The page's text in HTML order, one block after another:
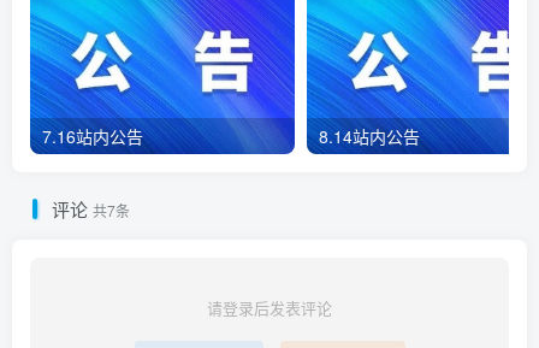
7.16站内公告 8.14站内公告
评论 共7条
请登录后发表评论